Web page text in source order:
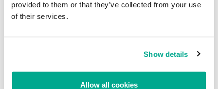
provided to them or that they’ve collected from your use
of their services.
Show details
Allow all cookies
Por ahora no podemos confirmar si existe algún código malicioso